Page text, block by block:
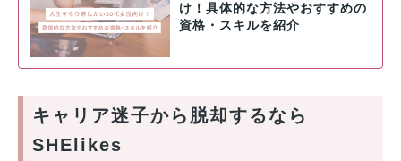
け！具体的な方法やおすすめの
資格・スキルを紹介
キャリア迷子から脱却するなら
SHElikes